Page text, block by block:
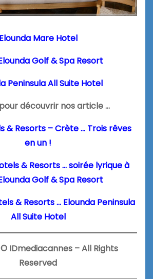
Elounda Mare Hotel
Golf & Spa Resort
Peninsula All Suite Hotel
découvrir nos article …
& Resorts – Crète … Trois rêves
en un !
& Resorts … soirée lyrique à
Golf & Spa Resort
& Resorts … Elounda Peninsula
All Suite Hotel
© IDmediacannes –All Rights
Reserved